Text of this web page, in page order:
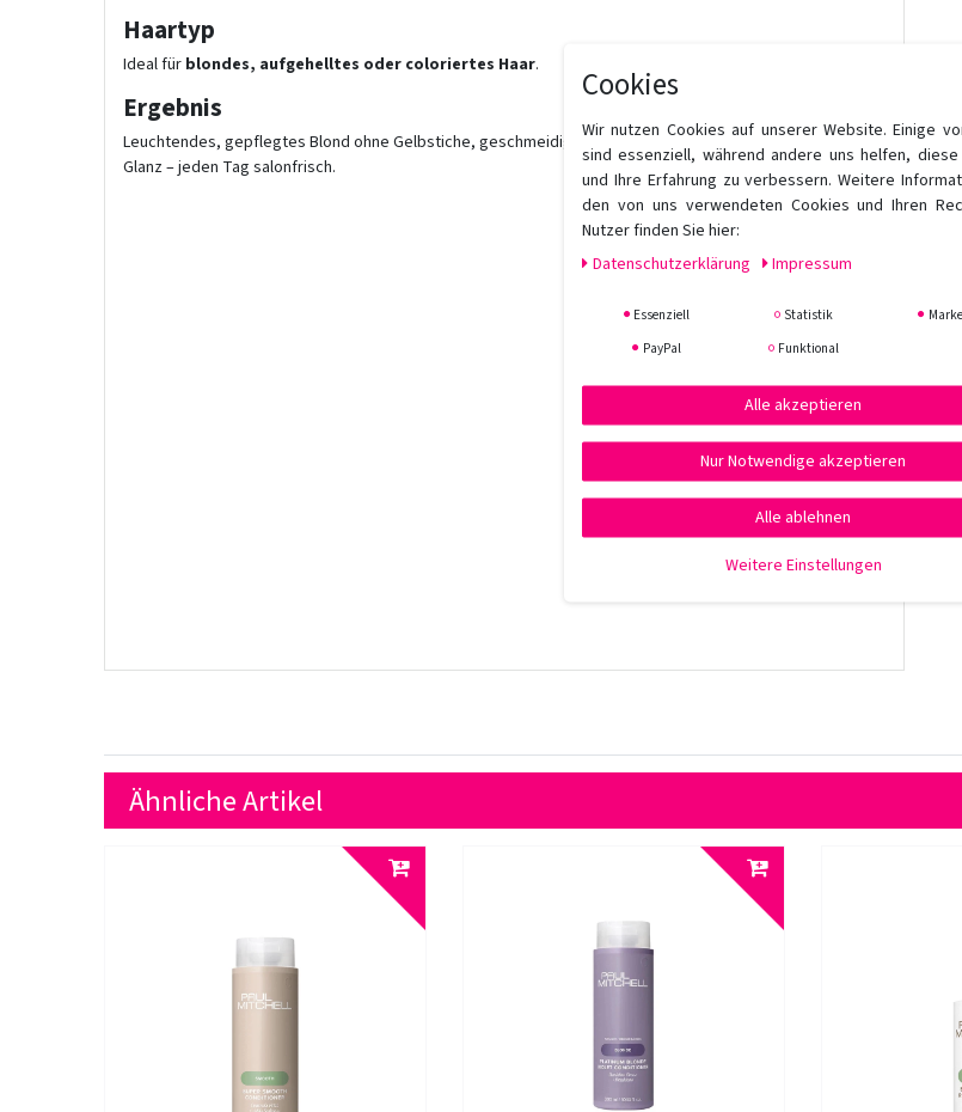
Haartyp
Ideal für blondes, aufgehelltes oder coloriertes Haar.
Ergebnis
Leuchtendes, gepflegtes Blond ohne Gelbstiche, geschmeidige Haarstruktur und sichtbar strahlender
Glanz – jeden Tag salonfrisch.
Ähnliche Artikel
Cookies
Wir nutzen Cookies auf unserer Website. Einige
sind essenziell, während andere uns helfen,
und Ihre Erfahrung zu verbessern. Weitere
den von uns verwendeten Cookies und Ihren
Nutzer finden Sie hier:
Daten­schutz­erklärung
Impressum
Essenziell Statistik
PayPal
Funktional
Alle akzeptieren
Nur Notwendige akzeptieren
Alle ablehnen
Weitere Einstellungen